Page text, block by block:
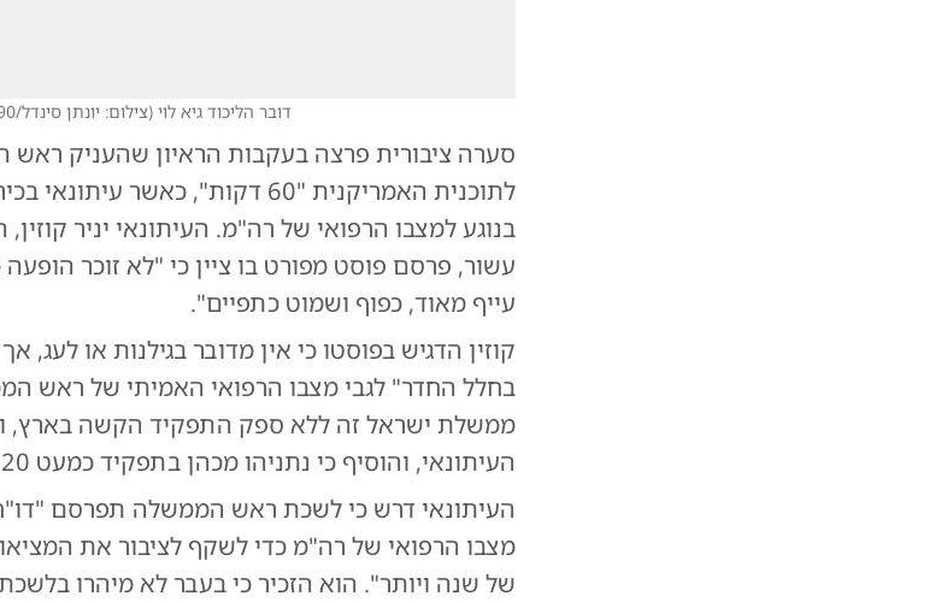
דובר הליכוד גיא לוי (צילום: יונתן סינדל/Flash90
סערה ציבורית פרצה בעקבות הראיון שהעניק
לתוכנית האמריקנית "60 דקות", כאשר
בנוגע למצבו הרפואי של רה"מ. העיתונאי יניר
עשור, פרסם פוסט מפורט בו ציין כי "לא זוכר
עייף מאוד, כפוף ושמוט כתפיים".
קוזין הדגיש בפוסטו כי אין מדובר בגילנות או
בחלל החדר" לגבי מצבו הרפואי האמיתי של ראש
ממשלת ישראל זה ללא ספק התפקיד הקשה בארץ,
העיתונאי, והוסיף כי נתניהו מכהן בתפקיד כמעט 20 שנה בסך הכל.
העיתונאי דרש כי לשכת ראש הממשלה תפרסם
מצבו הרפואי של רה"מ כדי לשקף לציבור את
של שנה ויותר". הוא הזכיר כי בעבר לא מיהרו